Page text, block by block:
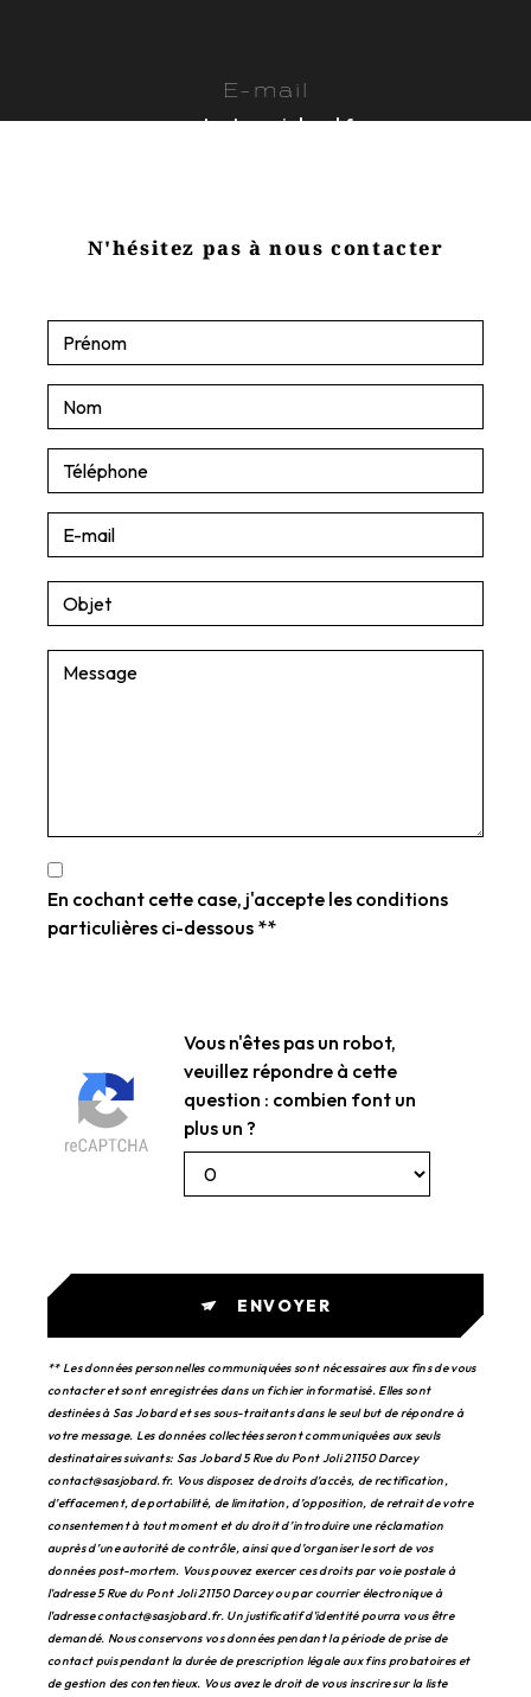
E-mail
contact@sasjobard.fr
N'hésitez pas à nous contacter
En cochant cette case, j'accepte les conditions
particulières ci-dessous **
Vous n'êtes pas un robot,
veuillez répondre à cette
question : combien font un
plus un ?
ENVOYER
** Les données personnelles communiquées sont nécessaires aux fins de vous
contacter et sont enregistrées dans un fichier informatisé. Elles sont
destinées à Sas Jobard et ses sous-traitants dans le seul but de répondre à
votre message. Les données collectées seront communiquées aux seuls
destinataires suivants: Sas Jobard 5 Rue du Pont Joli 21150 Darcey
contact@sasjobard.fr. Vous disposez de droits d’accès, de rectification,
d’effacement, de portabilité, de limitation, d’opposition, de retrait de votre
consentement à tout moment et du droit d’introduire une réclamation
auprès d’une autorité de contrôle, ainsi que d’organiser le sort de vos
données post-mortem. Vous pouvez exercer ces droits par voie postale à
l'adresse 5 Rue du Pont Joli 21150 Darcey ou par courrier électronique à
l'adresse contact@sasjobard.fr. Un justificatif d'identité pourra vous être
demandé. Nous conservons vos données pendant la période de prise de
contact puis pendant la durée de prescription légale aux fins probatoires et
de gestion des contentieux. Vous avez le droit de vous inscrire sur la liste